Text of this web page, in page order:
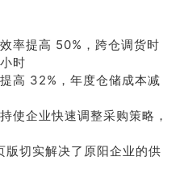
率提高 50%，跨仓调货时
时
高 32%，年度仓储成本减
使企业快速调整采购策略，
切实解决了原阳企业的供